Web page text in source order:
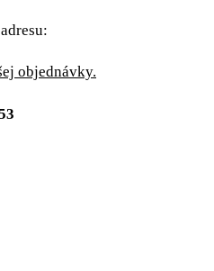
objednávky.